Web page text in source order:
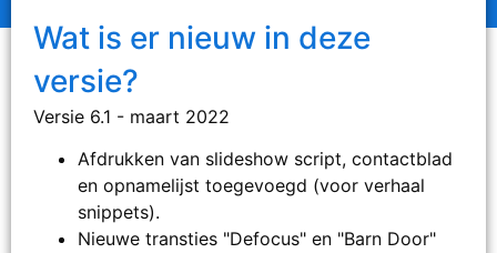
Wat is er nieuw in deze
versie?
Versie 6.1 - maart 2022
Afdrukken van slideshow script, contactblad
en opnamelijst toegevoegd (voor verhaal
snippets).
Nieuwe transties "Defocus" en "Barn Door"